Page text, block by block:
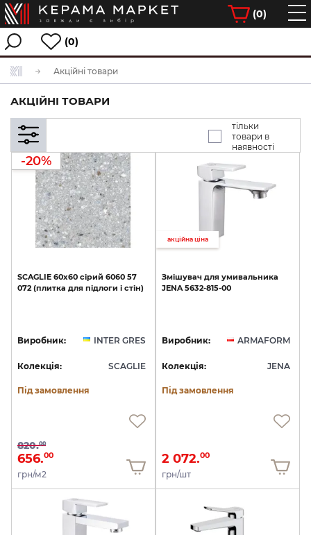
(0)
(0)
Акційні товари
АКЦІЙНІ ТОВАРИ
тільки
товари в
наявності
-20%
SCAGLIE 60х60 сірий 6060 57
072 (плитка для підлоги і стін)
Виробник: INTER GRES
Колекція: SCAGLIE
Під замовлення
820.00
656.00
грн/м2
акційна ціна
Змішувач для умивальника
JENA 5632-815-00
Виробник: ARMAFORM
Колекція: JENA
Під замовлення
2 072.00
грн/шт